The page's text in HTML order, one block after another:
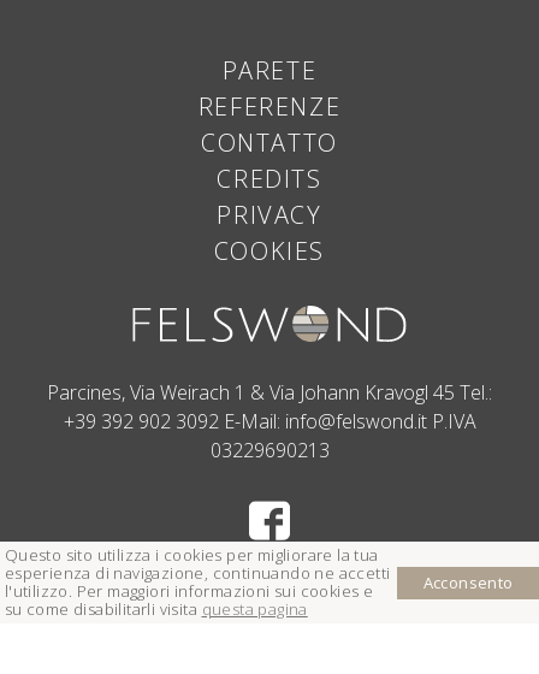
Questo sito utilizza i cookies per migliorare la tua
esperienza di navigazione, continuando ne accetti
l'utilizzo. Per maggiori informazioni sui cookies e
su come disabilitarli visita questa pagina
Acconsento
PARETE
REFERENZE
CONTATTO
CREDITS
PRIVACY
COOKIES
Parcines, Via Weirach 1 & Via Johann Kravogl 45 Tel.:
+39 392 902 3092 E-Mail: info@felswond.it P.IVA
03229690213